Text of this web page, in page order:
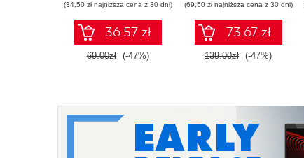
(34,50 zł najniższa cena z 30 dni)
36.57 zł
69.00zł (-47%)
całkowy oraz
rachunek
prawdopodobieństwa
(69,50 zł najniższa cena z 30 dni)
73.67 zł
139.00zł (-47%)